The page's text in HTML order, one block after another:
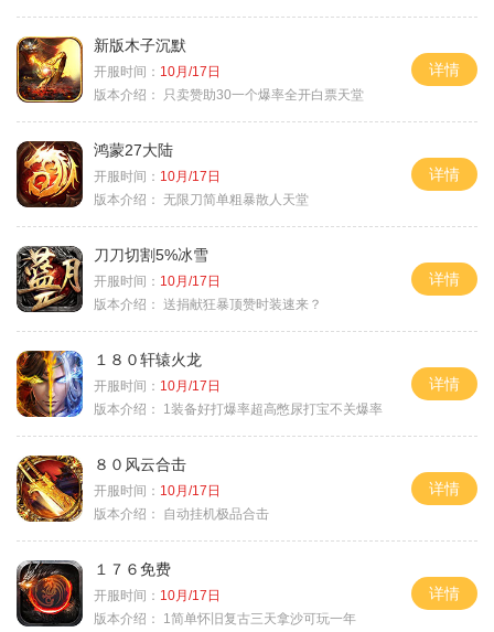
新版木子沉默
开服时间： 10月/17日
版本介绍：
只卖赞助30一个爆率全开白票天堂
详情
鸿蒙27大陆
开服时间： 10月/17日
版本介绍： 无限刀简单粗暴散人天堂
详情
刀刀切割5%冰雪
开服时间： 10月/17日
版本介绍： 送捐献狂暴顶赞时装速来？
详情
１８０轩辕火龙
开服时间： 10月/17日
版本介绍：
1装备好打爆率超高憋尿打宝不关爆率
详情
８０风云合击
开服时间： 10月/17日
版本介绍：
自动挂机极品合击
详情
１７６免费
开服时间： 10月/17日
版本介绍：
1简单怀旧复古三天拿沙可玩一年
详情